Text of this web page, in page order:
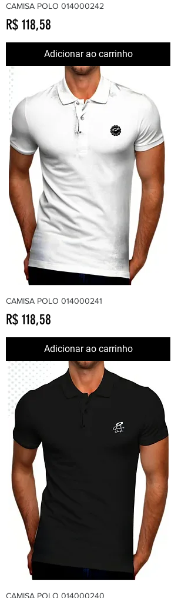
CAMISA POLO 014000242
Preço
R$ 118,58
Adicionar ao carrinho
CAMISA POLO 014000241
Preço
R$ 118,58
Adicionar ao carrinho
CAMISA POLO 014000240